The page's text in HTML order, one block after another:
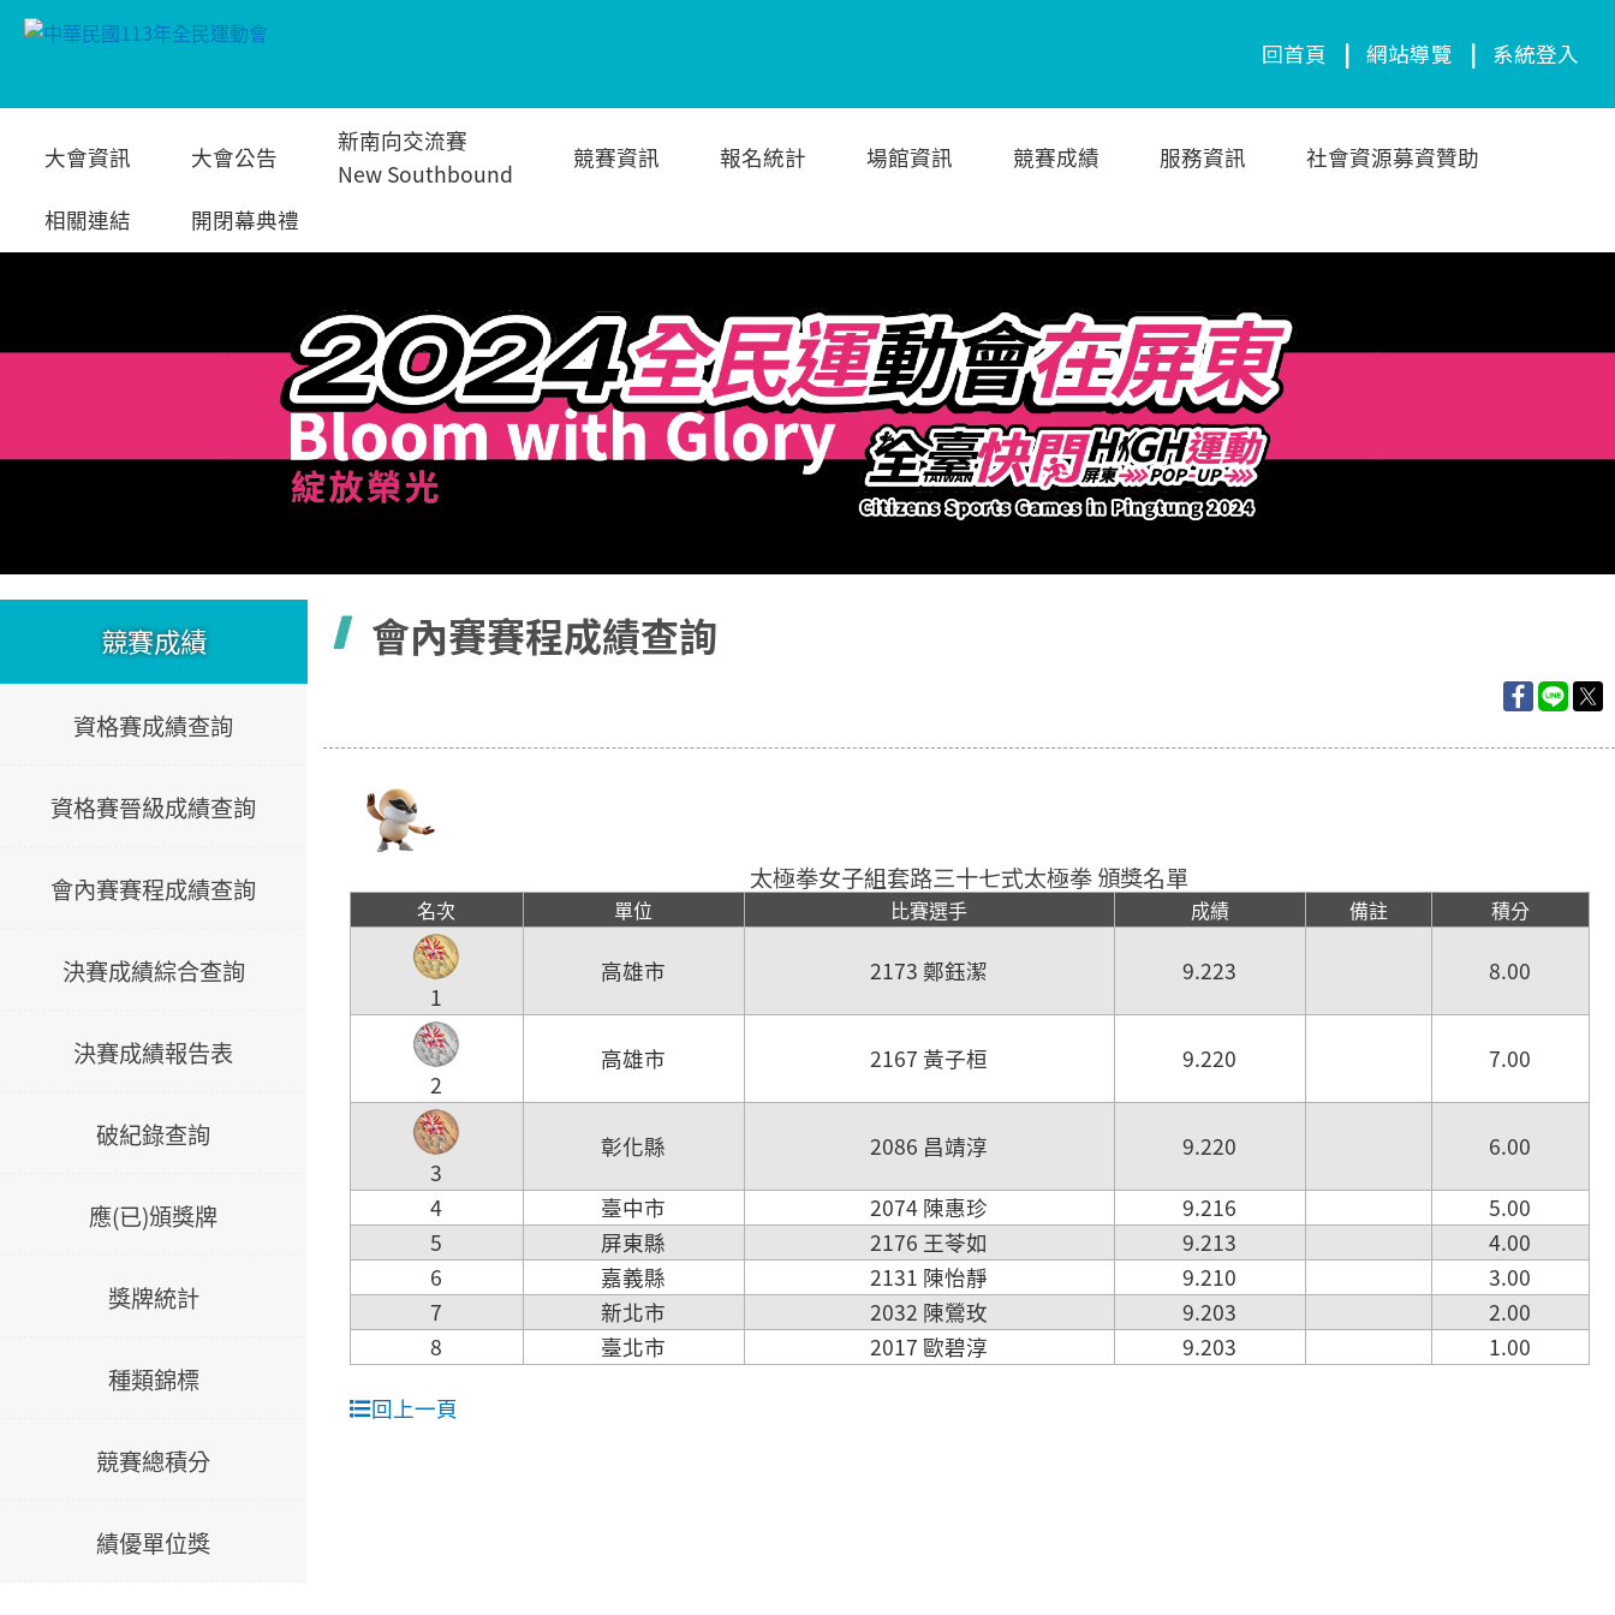
容
回首頁 | 網站導覽 | 系統登入
大會資訊 大會公告
新南向交流賽
New Southbound
競賽資訊 報名統計 場館資訊 競賽成績 服務資訊 社會資源募資贊助
相關連結 開閉幕典禮
競賽成績
資格賽成績查詢
資格賽晉級成績查詢
會內賽賽程成績查詢
決賽成績綜合查詢
決賽成績報告表
破紀錄查詢
應(已)頒獎牌
獎牌統計
種類錦標
競賽總積分
績優單位獎
會內賽賽程成績查詢
太極拳女子組套路三十七式太極拳 頒獎名單
名次 單位 比賽選手 成績 備註 積分
1
高雄市 2173 鄭鈺潔 9.223 8.00
2
高雄市 2167 黃子桓 9.220 7.00
3
彰化縣 2086 昌靖淳 9.220 6.00
4 臺中市 2074 陳惠珍 9.216
5.00
5
屏東縣 2176 王苓如 9.213
4.00
6
嘉義縣 2131 陳怡靜 9.210
3.00
7
新北市 2032 陳鶯玫 9.203
2.00
8
臺北市 2017 歐碧淳 9.203 1.00
回上一頁